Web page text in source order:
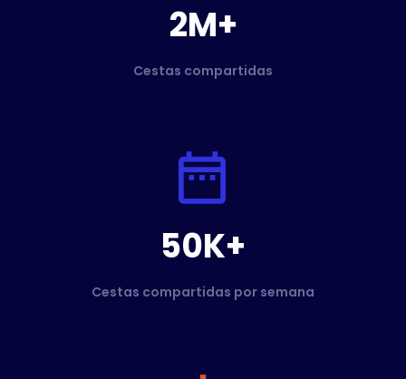
2M+
Cestas compartidas
50K+
Cestas compartidas por semana